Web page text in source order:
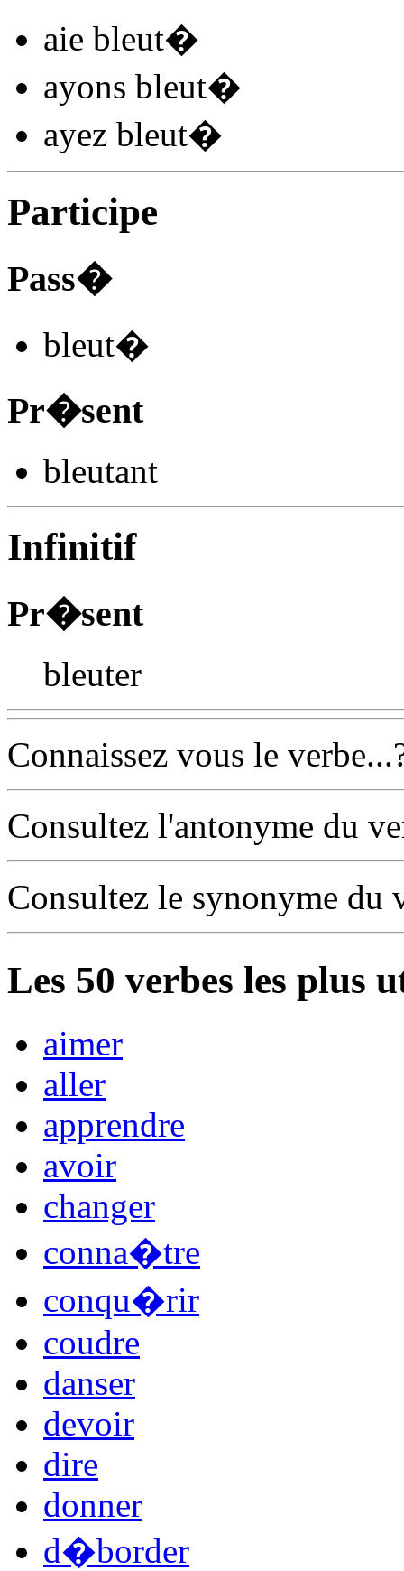
aie bleut�
ayons bleut�
ayez bleut�
Participe
Pass�
bleut�
Pr�sent
bleutant
Infinitif
Pr�sent
bleuter
Connaissez vous le
Consultez l'antonyme du
Consultez le synonyme du
Les 50 verbes les plus
aimer
aller
apprendre
avoir
changer
conna�tre
conqu�rir
coudre
danser
devoir
dire
donner
d�border